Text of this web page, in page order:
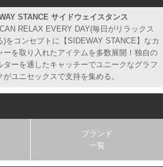
STANCE サイドウェイスタンス
RELAX EVERY DAY(毎日がリラックス
)をコンセプトに【SIDEWAY STANCE】なカ
ーを取り入れたアイテムを多数展開！独自の
ターを通したキャッチーでユニークなグラフ
がユニセックスで支持を集める。
ブランド
一覧